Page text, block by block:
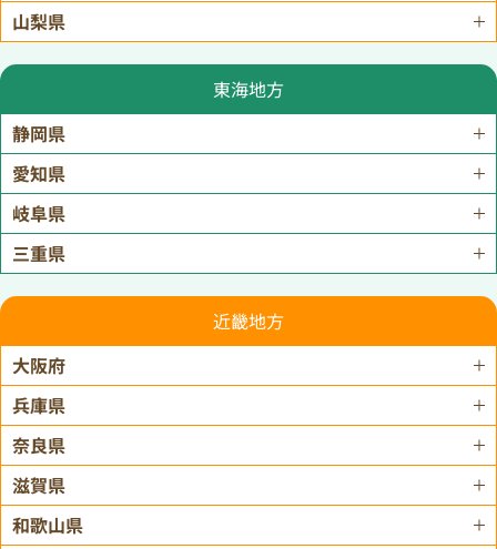
山梨県
東海地方
静岡県
愛知県
岐阜県
三重県
近畿地方
大阪府
兵庫県
奈良県
滋賀県
和歌山県